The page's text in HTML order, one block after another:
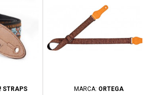
STRAPS MARCA: ORTEGA